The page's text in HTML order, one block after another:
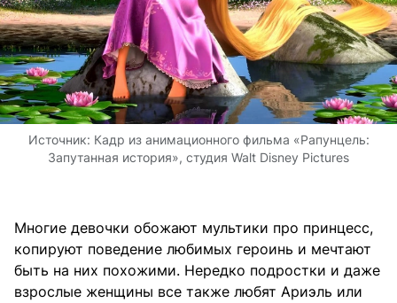
Источник: Кадр из анимационного фильма «Рапунцель:
Запутанная история», студия Walt Disney Pictures
Многие девочки обожают мультики про принцесс,
копируют поведение любимых героинь и мечтают
быть на них похожими. Нередко подростки и даже
взрослые женщины все также любят Ариэль или